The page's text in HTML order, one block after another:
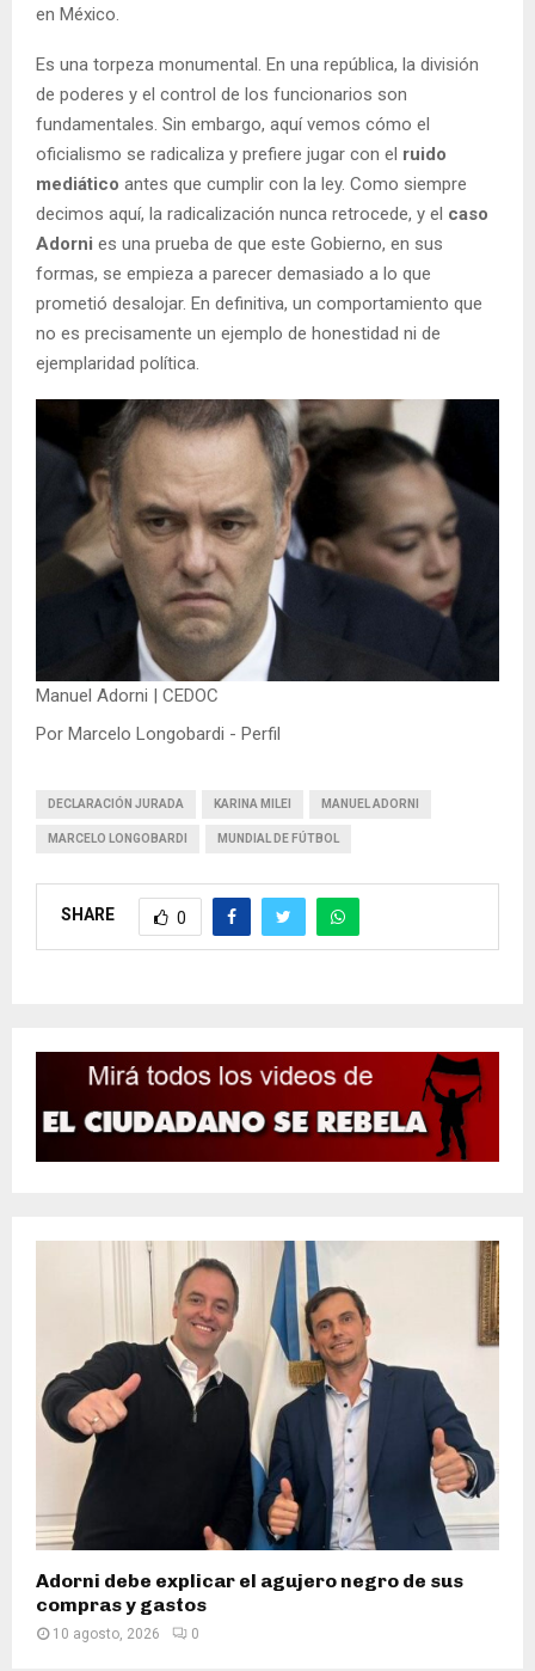
en México.
Es una torpeza monumental. En una república, la división
de poderes y el control de los funcionarios son
fundamentales. Sin embargo, aquí vemos cómo el
oficialismo se radicaliza y prefiere jugar con el ruido
mediático antes que cumplir con la ley. Como siempre
decimos aquí, la radicalización nunca retrocede, y el caso
Adorni es una prueba de que este Gobierno, en sus
formas, se empieza a parecer demasiado a lo que
prometió desalojar. En definitiva, un comportamiento que
no es precisamente un ejemplo de honestidad ni de
ejemplaridad política.
Manuel Adorni | CEDOC
Por Marcelo Longobardi - Perfil
DECLARACIÓN JURADA KARINA MILEI MANUEL ADORNI
MARCELO LONGOBARDI MUNDIAL DE FÚTBOL
SHARE 0
Adorni debe explicar el agujero negro de sus
compras y gastos
10 agosto, 2026 0